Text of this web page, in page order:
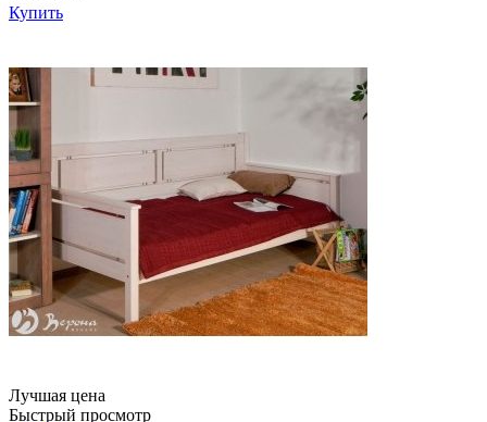
Купить
Лучшая цена
Быстрый просмотр